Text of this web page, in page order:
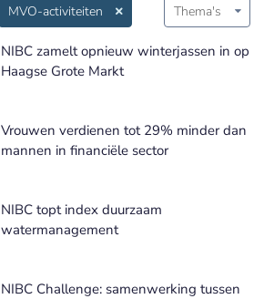
MVO-activiteiten Thema's
NIBC zamelt opnieuw winterjassen in op
Haagse Grote Markt
Vrouwen verdienen tot 29% minder dan
mannen in financiële sector
NIBC topt index duurzaam
watermanagement
NIBC Challenge: samenwerking tussen